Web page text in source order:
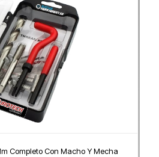
Completo Con Macho Y Mecha